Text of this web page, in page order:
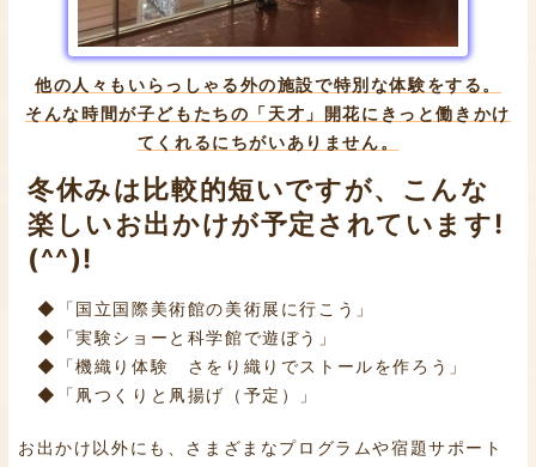
他の人々もいらっしゃる外の施設で特別な体験をする。
そんな時間が子どもたちの「天才」開花にきっと働きかけ
てくれるにちがいありません。
冬休みは比較的短いですが、こんな
楽しいお出かけが予定されています!
(^^)!
◆「国立国際美術館の美術展に行こう」
◆「実験ショーと科学館で遊ぼう」
◆「機織り体験 さをり織りでストールを作ろう」
◆「凧つくりと凧揚げ（予定）」
お出かけ以外にも、さまざまなプログラムや宿題サポート